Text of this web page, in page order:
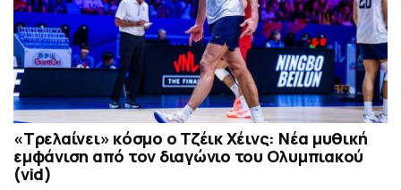
«Τρελαίνει» κόσμο ο Τζέικ Χέινς: Νέα μυθική
εμφάνιση από τον διαγώνιο του Ολυμπιακού
(vid)